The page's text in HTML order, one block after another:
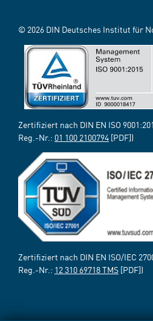
© 2026 DIN Deutsches Institut für
Zertifiziert nach DIN EN ISO
Reg.-Nr.: 01 100 2100794 [PDF])
Zertifiziert nach DIN EN ISO/IEC
Reg.-Nr.: 12 310 69718 TMS [PDF])